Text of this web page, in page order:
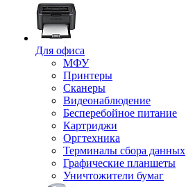
Для офиса
МФУ
Принтеры
Сканеры
Видеонаблюдение
Бесперебойное питание
Картриджи
Оргтехника
Терминалы сбора данных
Графические планшеты
Уничтожители бумаг